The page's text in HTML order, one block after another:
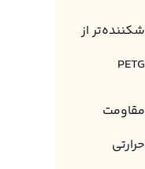
شکننده‌تر از
PETG
مقاومت
حرارتی